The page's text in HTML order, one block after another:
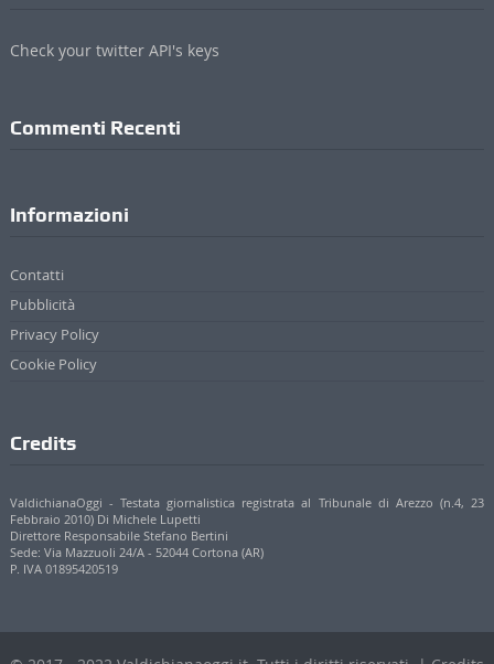
Check your twitter API's keys
Commenti Recenti
Informazioni
Contatti
Pubblicità
Privacy Policy
Cookie Policy
Credits
ValdichianaOggi - Testata giornalistica registrata al Tribunale di Arezzo (n.4, 23
Febbraio 2010) Di Michele Lupetti
Direttore Responsabile Stefano Bertini
Sede: Via Mazzuoli 24/A - 52044 Cortona (AR)
P. IVA 01895420519